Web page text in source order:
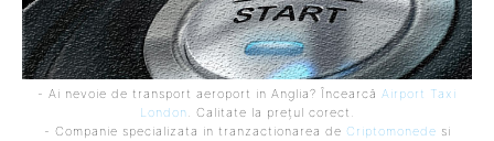
- Ai nevoie de transport aeroport in Anglia? Încearcă Airport Taxi
London. Calitate la prețul corect.
- Companie specializata in tranzactionarea de Criptomonede si